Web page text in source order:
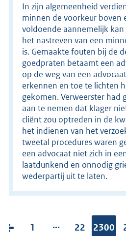
In zijn algemeenheid
minnen de voorkeur boven
voldoende aannemelijk
het nastreven van een
is. Gemaakte fouten bij de
goedpraten betaamt een
op de weg van een
erkennen en toe te lichten
gekomen. Verweerster had
aan te nemen dat klager
cliënt zou optreden in de
het indienen van het
tweetal procedures waren
een advocaat niet zich in
laatdunkend en onnodig
wederpartij uit te laten.
V
P
1 ...
P
22
Pagina:
2300